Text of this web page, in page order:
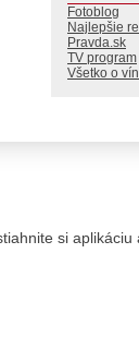
Fotoblog
Najlepšie
Pravda.sk
TV program
Všetko o
si aplikáciu